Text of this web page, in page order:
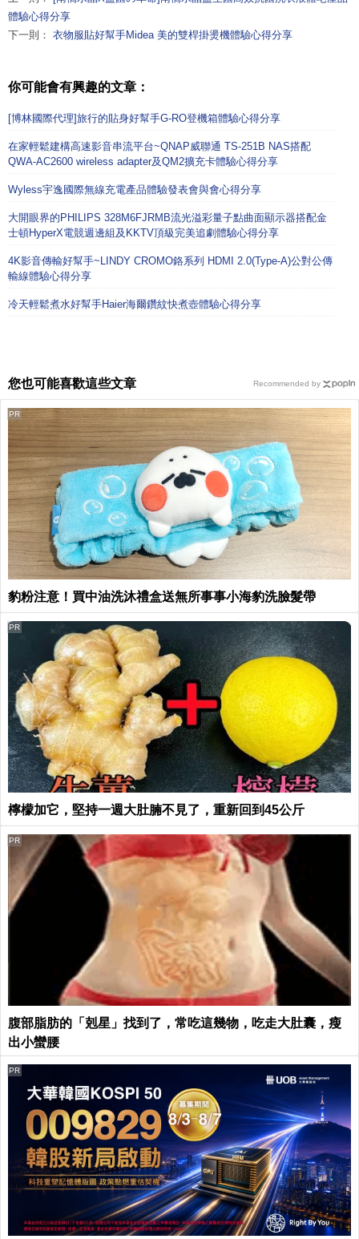
體驗心得分享
下一則： 衣物服貼好幫手Midea 美的雙桿掛燙機體驗心得分享
你可能會有興趣的文章：
[博林國際代理]旅行的貼身好幫手G-RO登機箱體驗心得分享
在家輕鬆建構高速影音串流平台~QNAP威聯通 TS-251B NAS搭配
QWA-AC2600 wireless adapter及QM2擴充卡體驗心得分享
Wyless宇逸國際無線充電產品體驗發表會與會心得分享
大開眼界的PHILIPS 328M6FJRMB流光溢彩量子點曲面顯示器搭配金
士頓HyperX電競週邊組及KKTV頂級完美追劇體驗心得分享
4K影音傳輸好幫手~LINDY CROMO鉻系列 HDMI 2.0(Type-A)公對公傳
輸線體驗心得分享
冷天輕鬆煮水好幫手Haier海爾鑽紋快煮壺體驗心得分享
您也可能喜歡這些文章
豹粉注意！買中油洗沐禮盒送無所事事小海豹洗臉髮帶
PR
檸檬加它，堅持一週大肚腩不見了，重新回到45公斤
PR
腹部脂肪的「剋星」找到了，常吃這幾物，吃走大肚囊，瘦
出小蠻腰
PR
PR
Recommended by